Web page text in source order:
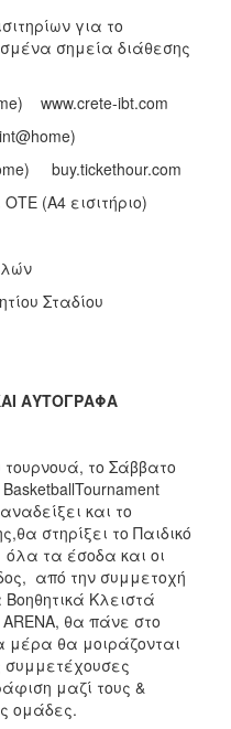
για το
σημεία διάθεσης
www.crete-ibt.com
buy.tickethour.com
(A4 εισιτήριο)
Σταδίου
ΑΥΤΟΓΡΑΦΑ
το Σάββατο
και το
στηρίξει το Παιδικό
τα έσοδα και οι
από την συμμετοχή
Κλειστά
ARENΑ, θα πάνε στο
μέρα θα μοιράζονται
μαζί τους &
ομάδες.